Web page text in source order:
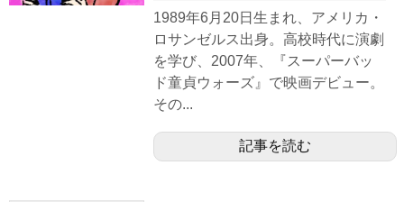
1989年6月20日生まれ、アメリカ・
ロサンゼルス出身。高校時代に演劇
を学び、2007年、『スーパーバッ
ド童貞ウォーズ』で映画デビュー。
その...
記事を読む